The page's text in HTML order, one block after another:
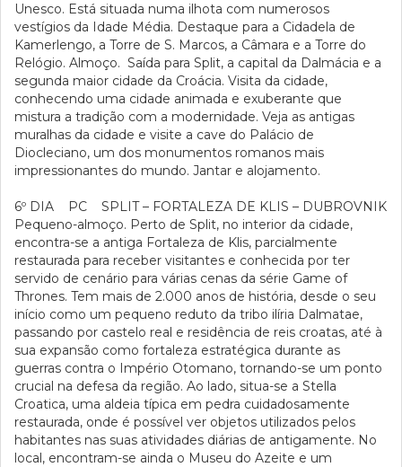
Unesco. Está situada numa ilhota com numerosos
vestígios da Idade Média. Destaque para a Cidadela de
Kamerlengo, a Torre de S. Marcos, a Câmara e a Torre do
Relógio. Almoço. Saída para Split, a capital da Dalmácia e a
segunda maior cidade da Croácia. Visita da cidade,
conhecendo uma cidade animada e exuberante que
mistura a tradição com a modernidade. Veja as antigas
muralhas da cidade e visite a cave do Palácio de
Diocleciano, um dos monumentos romanos mais
impressionantes do mundo. Jantar e alojamento.
6º DIA PC SPLIT – FORTALEZA DE KLIS – DUBROVNIK
Pequeno-almoço. Perto de Split, no interior da cidade,
encontra-se a antiga Fortaleza de Klis, parcialmente
restaurada para receber visitantes e conhecida por ter
servido de cenário para várias cenas da série Game of
Thrones. Tem mais de 2.000 anos de história, desde o seu
início como um pequeno reduto da tribo ilíria Dalmatae,
passando por castelo real e residência de reis croatas, até à
sua expansão como fortaleza estratégica durante as
guerras contra o Império Otomano, tornando-se um ponto
crucial na defesa da região. Ao lado, situa-se a Stella
Croatica, uma aldeia típica em pedra cuidadosamente
restaurada, onde é possível ver objetos utilizados pelos
habitantes nas suas atividades diárias de antigamente. No
local, encontram-se ainda o Museu do Azeite e um